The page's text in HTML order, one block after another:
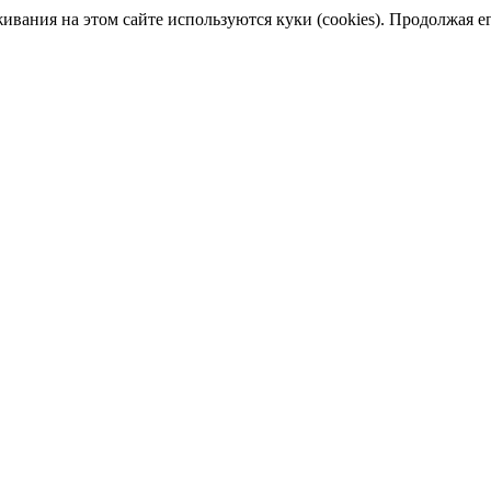
на этом сайте используются куки (cookies). Продолжая